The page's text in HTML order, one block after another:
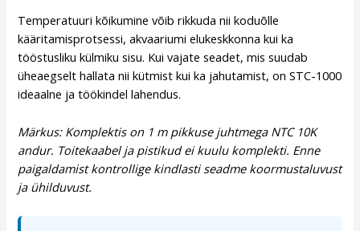
Temperatuuri kõikumine võib rikkuda nii koduõlle
kääritamisprotsessi, akvaariumi elukeskkonna kui ka
tööstusliku külmiku sisu. Kui vajate seadet, mis suudab
üheaegselt hallata nii kütmist kui ka jahutamist, on STC-1000
ideaalne ja töökindel lahendus.
Märkus: Komplektis on 1 m pikkuse juhtmega NTC 10K
andur. Toitekaabel ja pistikud ei kuulu komplekti. Enne
paigaldamist kontrollige kindlasti seadme koormustaluvust
ja ühilduvust.